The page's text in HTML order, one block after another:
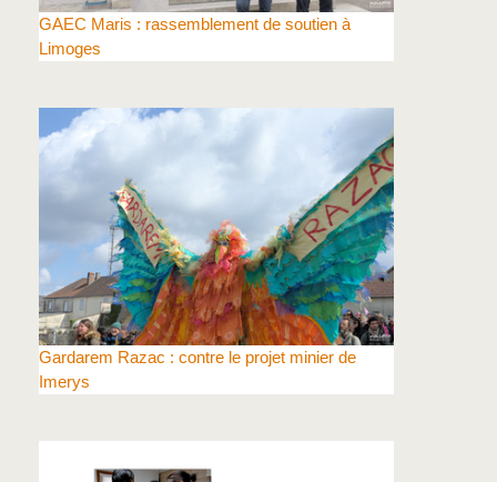
GAEC Maris : rassemblement de soutien à
Limoges
Gardarem Razac : contre le projet minier de
Imerys